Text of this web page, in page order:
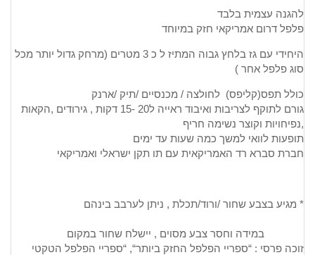
להגנה עצמית בלבד
פלפל דרום אמריקאי חזק במיוחד
היחידי עם גז בלחץ גבוה המתיז ל כ 3 מטרים (מרחק גדול יותר מכל
סוג פלפל אחר )
כולל תפס(קליפס) לחולצה / מכנסיים /תיק /ארנק
גורם לתוקף לצריבות ואיבוד ראייה ל20 -15 דקות , גירודים ,הקאות
,נפיחויות וקוצר נשימה חריף
תופעות לוואי למשך כמה שעות עד ימים
חברת סברא רד האמריקאית עם תו תקן ישראלי ואמריקאי
* מגיע בצבע שחור /ורוד/תכלת , ניתן לערבב בינהם
במידה וחסר צבע מסוים , יישלח שחור במקום
זוכה פרסי : “ספריי הפלפל החזק ביותר“, “ספריי הפלפל הטקטי